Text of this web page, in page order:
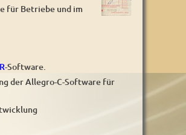
für Betriebe und im
-Software.
der Allegro-C-Software für